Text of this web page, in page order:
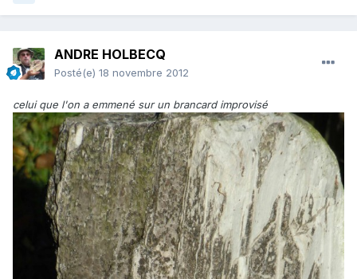
ANDRE HOLBECQ
Posté(e) 18 novembre 2012
celui que l'on a emmené sur un brancard improvisé